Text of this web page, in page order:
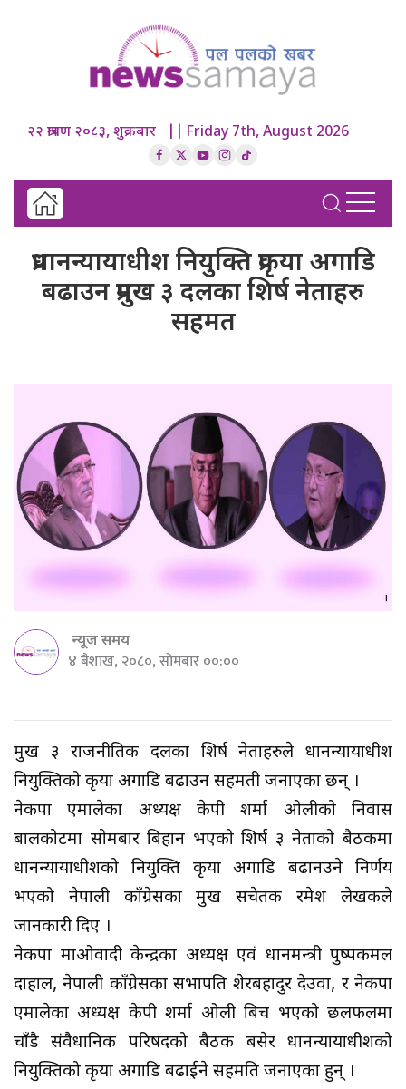
२२ श्रावण २०८३, शुक्रबार || Friday 7th, August 2026
प्रधानन्यायाधीश नियुक्ति प्रकृया अगाडि
बढाउन प्रमुख ३ दलका शिर्ष नेताहरु
सहमत
न्यूज समय
४ बैशाख, २०८०, सोमबार ००:००
प्रमुख ३ राजनीतिक दलका शिर्ष नेताहरुले प्रधानन्यायाधीश
नियुक्तिको प्रकृया अगाडि बढाउन सहमती जनाएका छन् ।
नेकपा एमालेका अध्यक्ष केपी शर्मा ओलीको निवास
बालकोटमा सोमबार बिहान भएको शिर्ष ३ नेताको बैठकमा
प्रधानन्यायाधीशको नियुक्ति प्रकृया अगाडि बढानउने निर्णय
भएको नेपाली काँग्रेसका प्रमुख सचेतक रमेश लेखकले
जानकारी दिए ।
नेकपा माओवादी केन्द्रका अध्यक्ष एवं प्रधानमन्त्री पुष्पकमल
दाहाल, नेपाली काँग्रेसका सभापति शेरबहादुर देउवा, र नेकपा
एमालेका अध्यक्ष केपी शर्मा ओली बिच भएको छलफलमा
चाँडै संवैधानिक परिषदको बैठक बसेर प्रधानन्यायाधीशको
नियुक्तिको प्रकृया अगाडि बढाईने सहमति जनाएका हुन् ।